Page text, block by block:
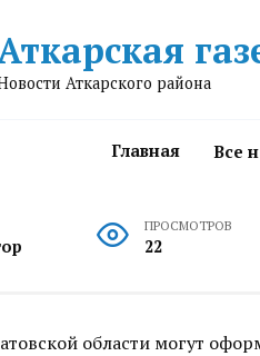
Аткарского района
Главная Все
ПРОСМОТРОВ
22
области могут